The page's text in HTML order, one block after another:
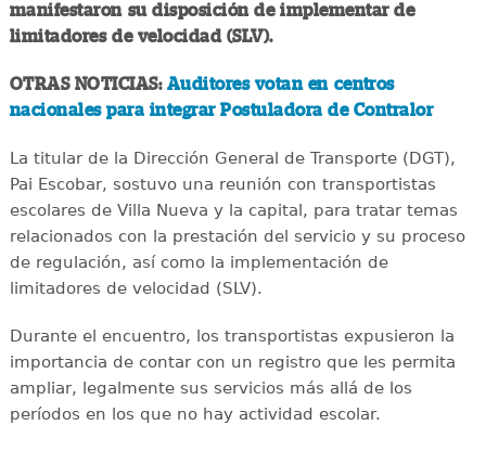
manifestaron su disposición de implementar de
limitadores de velocidad (SLV).
OTRAS NOTICIAS: Auditores votan en centros
nacionales para integrar Postuladora de Contralor
La titular de la Dirección General de Transporte (DGT),
Pai Escobar, sostuvo una reunión con transportistas
escolares de Villa Nueva y la capital, para tratar temas
relacionados con la prestación del servicio y su proceso
de regulación, así como la implementación de
limitadores de velocidad (SLV).
Durante el encuentro, los transportistas expusieron la
importancia de contar con un registro que les permita
ampliar, legalmente sus servicios más allá de los
períodos en los que no hay actividad escolar.